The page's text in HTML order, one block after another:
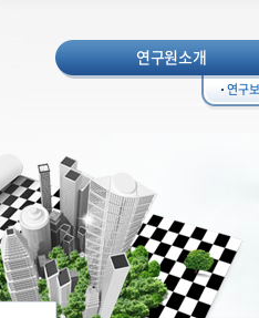
연구원소개
연구